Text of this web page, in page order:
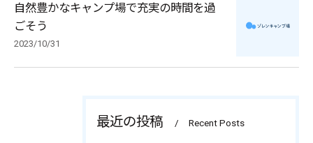
自然豊かなキャンプ場で充実の時間を過
ごそう
2023/10/31
最近の投稿 Recent Posts